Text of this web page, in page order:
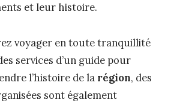
et leur histoire.
voyager en toute tranquillité
services d’un guide pour
l’histoire de la région, des
sont également